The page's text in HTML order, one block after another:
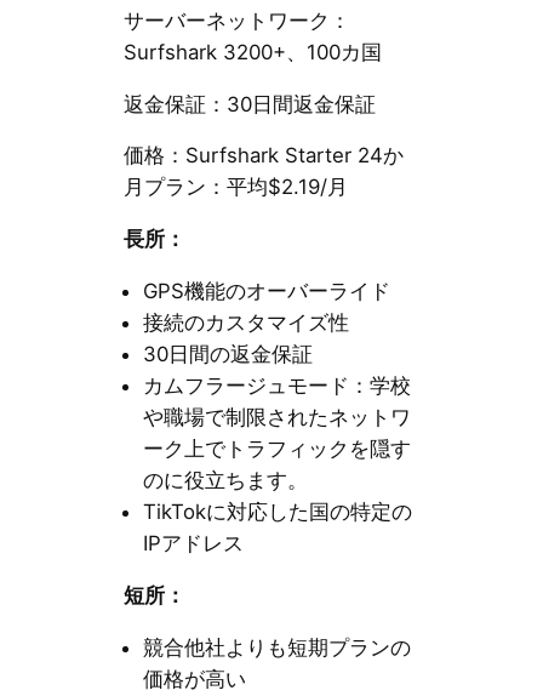
サーバーネットワーク：
Surfshark 3200+、100カ国
返金保証：30日間返金保証
価格：Surfshark Starter 24か
月プラン：平均$2.19/月
長所：
GPS機能のオーバーライド
接続のカスタマイズ性
30日間の返金保証
カムフラージュモード：学校
や職場で制限されたネットワ
ーク上でトラフィックを隠す
のに役立ちます。
TikTokに対応した国の特定の
IPアドレス
短所：
競合他社よりも短期プランの
価格が高い